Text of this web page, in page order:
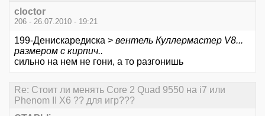
cloctor
206 - 26.07.2010 - 19:21
199-Денискаредиска > вентель Куллермастер V8...
размером с кирпич..
сильно на нем не гони, а то разгонишь
Re: Стоит ли менять Core 2 Quad 9550 на i7 или
Phenom II X6 ?? для игр???